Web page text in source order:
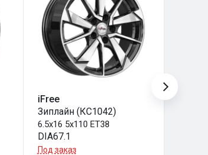
iFree
Зиплайн (КС1042)
6.5x16 5x110 ET38
DIA67.1
Под заказ